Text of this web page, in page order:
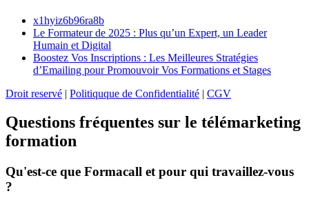
x1hyiz6b96ra8b
Le Formateur de 2025 : Plus qu’un Expert, un Leader
Humain et Digital
Boostez Vos Inscriptions : Les Meilleures Stratégies
d’Emailing pour Promouvoir Vos Formations et Stages
Droit reservé | Politiquque de Confidentialité | CGV
Questions fréquentes sur le télémarketing
formation
Qu'est-ce que Formacall et pour qui travaillez-vous
?